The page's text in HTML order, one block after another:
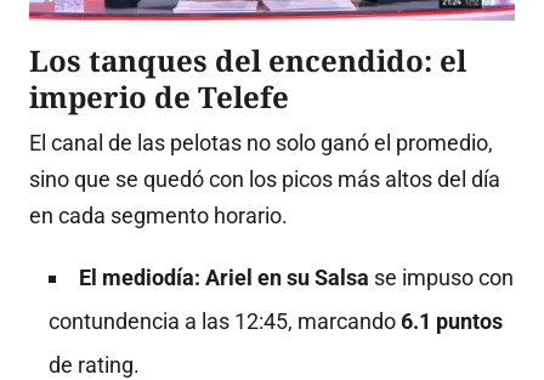
Los tanques del encendido: el
imperio de Telefe
El canal de las pelotas no solo ganó el promedio,
sino que se quedó con los picos más altos del día
en cada segmento horario.
El mediodía: Ariel en su Salsa se impuso con
contundencia a las 12:45, marcando6.1 puntos
de rating.